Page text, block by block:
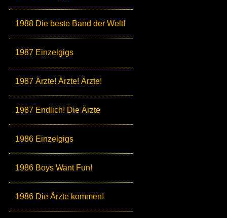
1988 Die beste Band der Welt!
1987 Einzelgigs
1987 Ärzte! Ärzte! Ärzte!
1987 Endlich! Die Ärzte
1986 Einzelgigs
1986 Boys Want Fun!
1986 Die Ärzte kommen!